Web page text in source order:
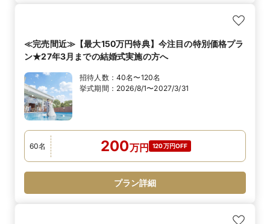
≪完売間近≫【最大150万円特典】今注目の特別価格プラ
ン★27年3月までの結婚式実施の方へ
招待人数： 40名〜120名
挙式期間： 2026/8/1〜2027/3/31
60名 200万円 120万円OFF
プラン詳細